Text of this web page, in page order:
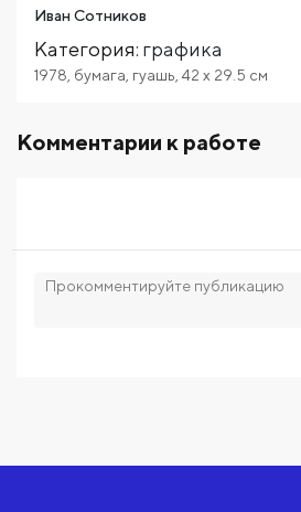
Иван Сотников
Категория: графика
1978 бумага гуашь 42 x 29.5 см
Комментарии к работе